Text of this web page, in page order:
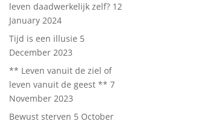
leven daadwerkelijk zelf? 12
January 2024
Tijd is een illusie 5
December 2023
** Leven vanuit de ziel of
leven vanuit de geest ** 7
November 2023
Bewust sterven 5 October